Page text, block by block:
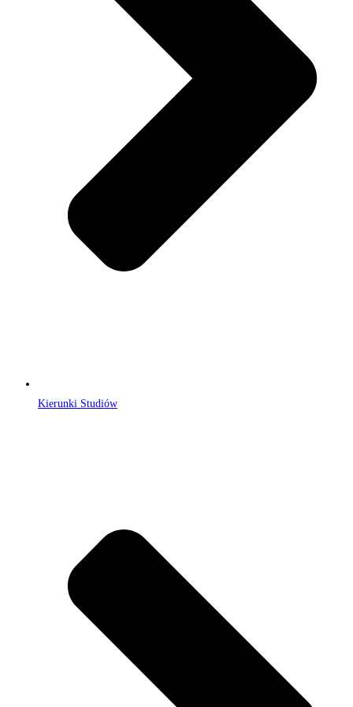
Kierunki Studiów